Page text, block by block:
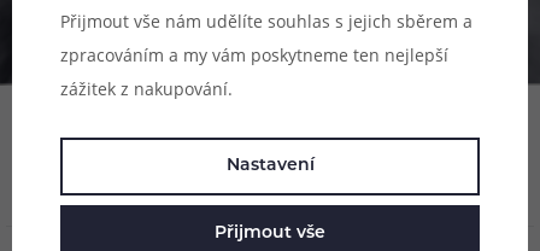
Přijmout vše nám udělíte souhlas s jejich sběrem a
zpracováním a my vám poskytneme ten nejlepší
zážitek z nakupování.
Nastavení
Přijmout vše